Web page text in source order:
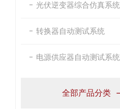
光伏逆变器综合仿真系统
转换器自动测试系统
电源供应器自动测试系统
全部产品分类